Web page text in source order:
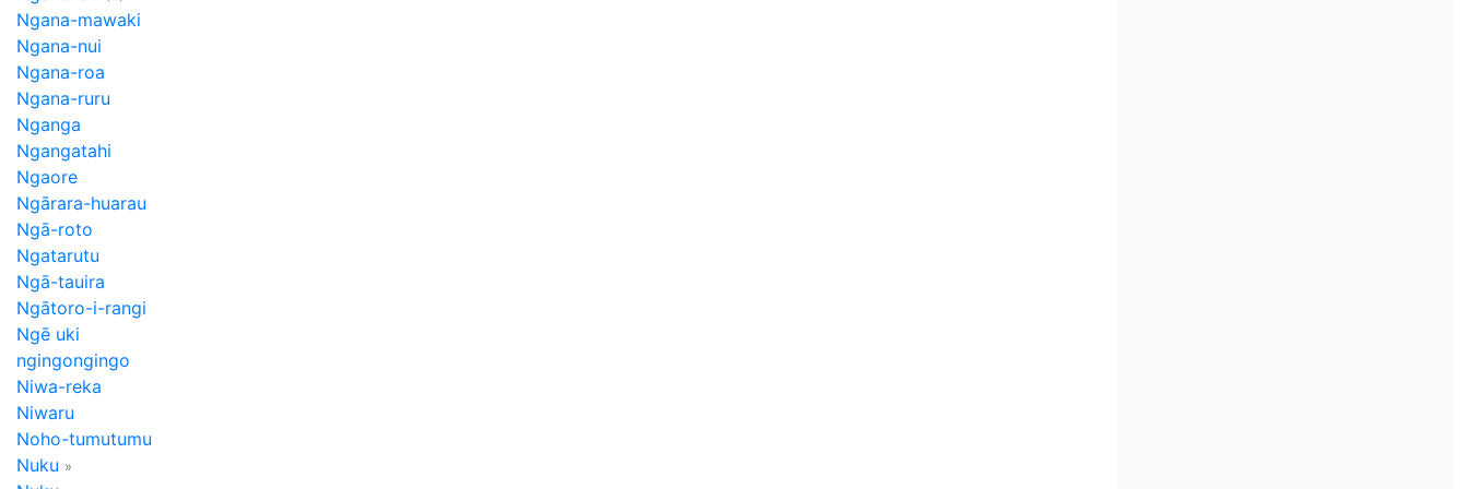
Ngana-mawaki
Ngana-nui
Ngana-roa
Ngana-ruru
Nganga
Ngangatahi
Ngaore
Ngārara-huarau
Ngā-roto
Ngatarutu
Ngā-tauira
Ngātoro-i-rangi
Ngē uki
ngingongingo
Niwa-reka
Niwaru
Noho-tumutumu
Nuku »